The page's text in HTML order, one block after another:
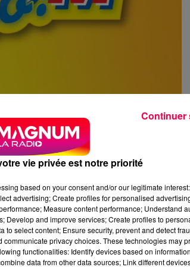
vie privée est notre priorité
based on your consent and/or our legitimate
advertising; Create profiles for personalised
Measure content performance; Understand
Develop and improve services; Create profiles to
select content; Ensure security, prevent and detect
privacy choices. These technologies may
functionalities: Identify devices based on
data from other data sources; Link different
Continuer